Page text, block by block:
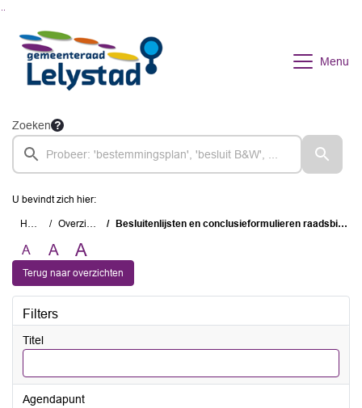
Menu
Zoeken
U bevindt zich hier:
Home Overzichten Besluitenlijsten en conclusieformulieren raadsbijeenkomsten
A A A
Terug naar overzichten
Filters
Titel
Agendapunt